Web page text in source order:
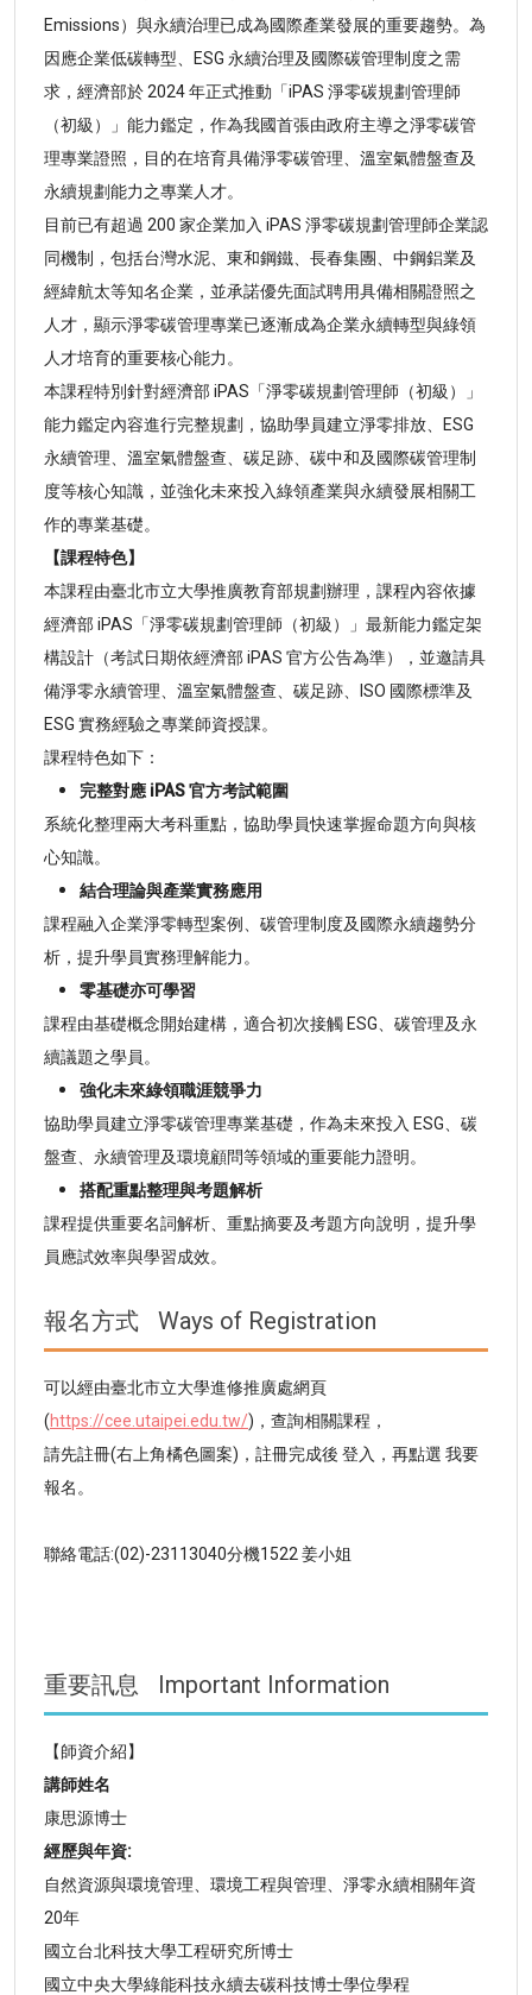
Emissions）與永續治理已成為國際產業發展的重要趨勢。為
因應企業低碳轉型、ESG 永續治理及國際碳管理制度之需
求，經濟部於 2024 年正式推動「iPAS 淨零碳規劃管理師
（初級）」能力鑑定，作為我國首張由政府主導之淨零碳管
理專業證照，目的在培育具備淨零碳管理、溫室氣體盤查及
永續規劃能力之專業人才。
目前已有超過 200 家企業加入 iPAS 淨零碳規劃管理師企業認
同機制，包括台灣水泥、東和鋼鐵、長春集團、中鋼鋁業及
經緯航太等知名企業，並承諾優先面試聘用具備相關證照之
人才，顯示淨零碳管理專業已逐漸成為企業永續轉型與綠領
人才培育的重要核心能力。
本課程特別針對經濟部 iPAS「淨零碳規劃管理師（初級）」
能力鑑定內容進行完整規劃，協助學員建立淨零排放、ESG
永續管理、溫室氣體盤查、碳足跡、碳中和及國際碳管理制
度等核心知識，並強化未來投入綠領產業與永續發展相關工
作的專業基礎。
【課程特色】
本課程由臺北市立大學推廣教育部規劃辦理，課程內容依據
經濟部 iPAS「淨零碳規劃管理師（初級）」最新能力鑑定架
構設計（考試日期依經濟部 iPAS 官方公告為準），並邀請具
備淨零永續管理、溫室氣體盤查、碳足跡、ISO 國際標準及
ESG 實務經驗之專業師資授課。
課程特色如下：
完整對應 iPAS 官方考試範圍
系統化整理兩大考科重點，協助學員快速掌握命題方向與核
心知識。
結合理論與產業實務應用
課程融入企業淨零轉型案例、碳管理制度及國際永續趨勢分
析，提升學員實務理解能力。
零基礎亦可學習
課程由基礎概念開始建構，適合初次接觸 ESG、碳管理及永
續議題之學員。
強化未來綠領職涯競爭力
協助學員建立淨零碳管理專業基礎，作為未來投入 ESG、碳
盤查、永續管理及環境顧問等領域的重要能力證明。
搭配重點整理與考題解析
課程提供重要名詞解析、重點摘要及考題方向說明，提升學
員應試效率與學習成效。
報名方式 Ways of Registration
可以經由臺北市立大學進修推廣處網頁
(https://cee.utaipei.edu.tw/)，查詢相關課程，
請先註冊(右上角橘色圖案)，註冊完成後 登入，再點選 我要
報名。
聯絡電話:(02)-23113040分機1522 姜小姐
重要訊息 Important Information
【師資介紹】
講師姓名
康思源博士
經歷與年資:
自然資源與環境管理、環境工程與管理、淨零永續相關年資
20年
國立台北科技大學工程研究所博士
國立中央大學綠能科技永續去碳科技博士學位學程